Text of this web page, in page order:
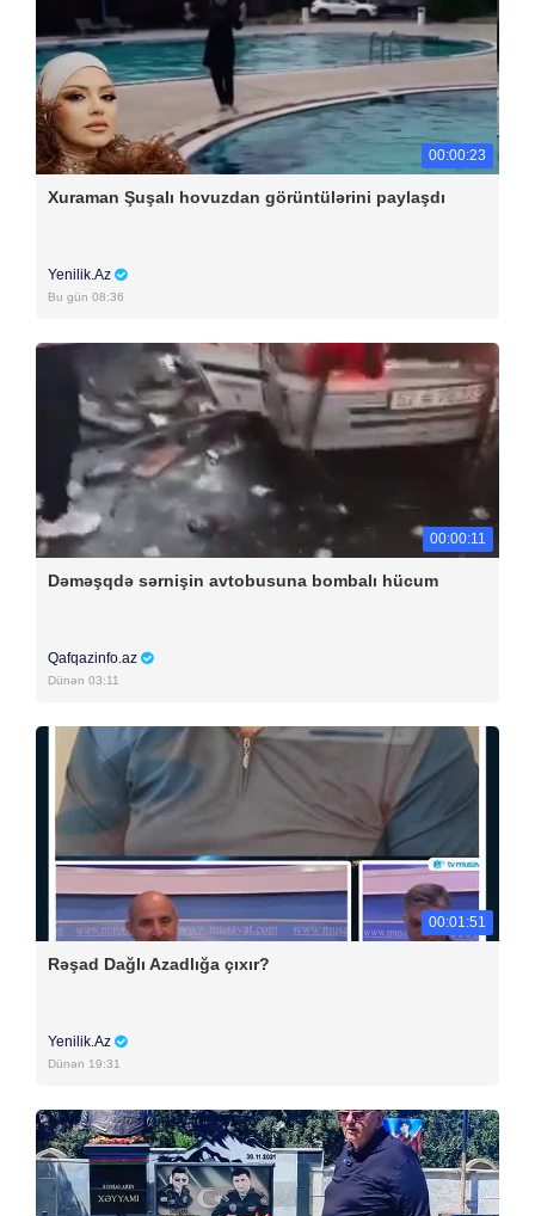
00:00:23
Xuraman Şuşalı hovuzdan görüntülərini paylaşdı
Yenilik.Az
Bu gün 08:36
00:00:11
Dəməşqdə sərnişin avtobusuna bombalı hücum
Qafqazinfo.az
Dünən 03:11
00:01:51
Rəşad Dağlı Azadlığa çıxır?
Yenilik.Az
Dünən 19:31